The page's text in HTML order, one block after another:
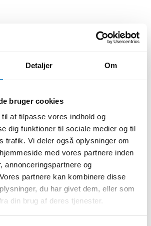
Detaljer Om
bruger cookies
at tilpasse vores indhold og
dig funktioner til sociale medier og til
trafik. Vi deler også oplysninger om
med vores partnere inden
annonceringspartnere og
partnere kan kombinere disse
du har givet dem, eller som
din brug af deres tjenester.